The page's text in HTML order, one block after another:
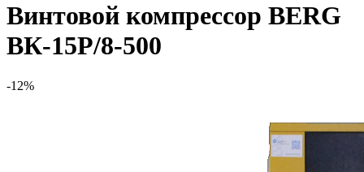
Винтовой компрессор BERG
ВК-15P/8-500
-12%